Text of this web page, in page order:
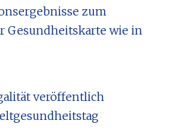
zum
Gesundheitskarte wie in
veröffentlich